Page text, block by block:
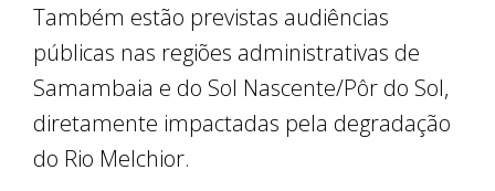
Também estão previstas audiências
públicas nas regiões administrativas de
Samambaia e do Sol Nascente/Pôr do Sol,
diretamente impactadas pela degradação
do Rio Melchior.